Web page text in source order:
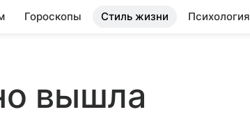
Гороскопы Стиль жизни Психология
вышла